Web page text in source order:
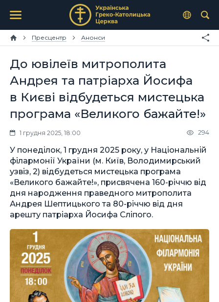
Пресцентр Анонси
До ювілеїв митрополита
Андрея та патріарха Йосифа
в Києві відбудеться мистецька
програма «Великого бажайте!»
1 грудня 2025, 18:00 294
У понеділок, 1 грудня 2025 року, у Національній
філармонії України (м. Київ, Володимирський
узвіз, 2) відбудеться мистецька програма
«Великого бажайте!», присвячена 160-річчю від
дня народження праведного митрополита
Андрея Шептицького та 80-річчю від дня
арешту патріарха Йосифа Сліпого.